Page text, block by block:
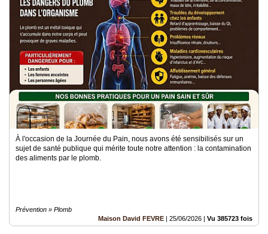
À l'occasion de la Journée du Pain, nous avons été sensibilisés sur un
sujet de santé publique qui mérite toute notre attention : la contamination
des aliments par le plomb.
Prévention » Plomb
Maison David FEVRE | 25/06/2026 | Vu 385723 fois